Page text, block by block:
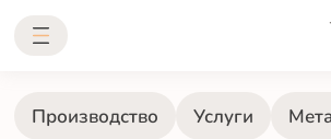
Производство Услуги